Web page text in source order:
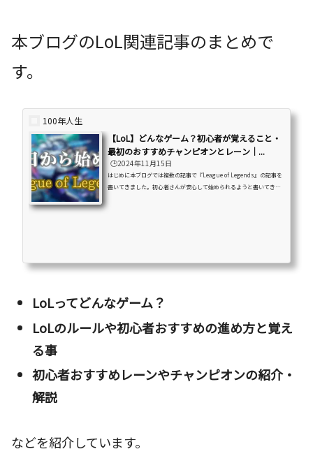
本ブログのLoL関連記事のまとめで
す。
100年人生
【LoL】どんなゲーム？初心者が覚えること・
最初のおすすめチャンピオンとレーン｜...
🕒️2024年11月15日
はじめに本ブログでは複数の記事で『League of Legends』の記事を
書いてきました。初心者さんが安心して始められるようと書いてきま
った...
LoLってどんなゲーム？
LoLのルールや初心者おすすめの進め方と覚え
る事
初心者おすすめレーンやチャンピオンの紹介・
解説
などを紹介しています。